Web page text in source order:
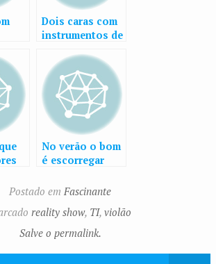
Dois caras com
instrumentos de
controlados
pelo publico
No verão o bom
é escorregar
Postado emFascinante
reality show, TI,violão
Salve o permalink.